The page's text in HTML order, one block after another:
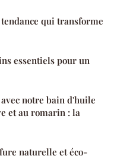
qui transforme
essentiels pour un
notre bain d'huile
et au romarin : la
naturelle et éco-